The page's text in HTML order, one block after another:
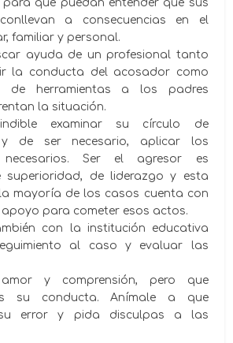
para que puedan entender que sus
a consecuencias en el
familiar y personal.
ayuda de un profesional tanto
la conducta del acosador como
de herramientas a los padres
la situación.
examinar su círculo de
y de ser necesario, aplicar los
necesarios. Ser el agresor es
superioridad, de liderazgo y esta
mayoría de los casos cuenta con
para cometer esos actos.
con la institución educativa
al caso y evaluar las
amor y comprensión, pero que
su conducta. Anímale a que
su error y pida disculpas a las